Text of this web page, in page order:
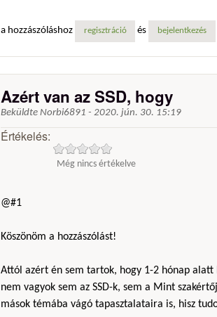
a hozzászóláshoz regisztráció és bejelentkezés
Azért van az SSD, hogy
Beküldte Norbi6891 - 2020. jún. 30. 15:19
Értékelés:
Még nincs értékelve
@#1
Köszönöm a hozzászólást!
Attól azért én sem tartok, hogy 1-2 hónap
nem vagyok sem az SSD-k, sem a Mint
mások témába vágó tapasztalataira is, hisz